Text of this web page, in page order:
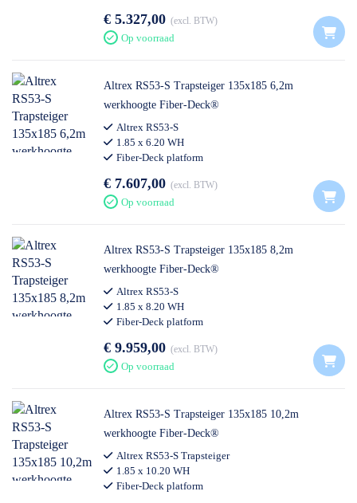
€ 5.327,00 excl. BTW
Op voorraad
Altrex RS53-S Trapsteiger 135x185 6,2m
werkhoogte Fiber-Deck®
Altrex RS53-S
1.85 x 6.20 WH
Fiber-Deck platform
€ 7.607,00 excl. BTW
Op voorraad
Altrex RS53-S Trapsteiger 135x185 8,2m
werkhoogte Fiber-Deck®
Altrex RS53-S
1.85 x 8.20 WH
Fiber-Deck platform
€ 9.959,00 excl. BTW
Op voorraad
Altrex RS53-S Trapsteiger 135x185 10,2m
werkhoogte Fiber-Deck®
Altrex RS53-S Trapsteiger
1.85 x 10.20 WH
Fiber-Deck platform